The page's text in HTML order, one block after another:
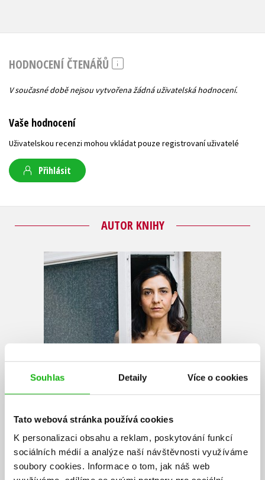
Souhlas Detaily Více o cookies
Tato webová stránka používá cookies
K personalizaci obsahu a reklam, poskytování funkcí
sociálních médií a analýze naší návštěvnosti využíváme
soubory cookies. Informace o tom, jak náš web
HODNOCENÍ ČTENÁŘŮ
V současné době nejsou vytvořena žádná uživatelská hodnocení.
Vaše hodnocení
Uživatelskou recenzi mohou vkládat pouze registrovaní uživatelé
Přihlásit
AUTOR KNIHY
Ottessa Moshfegh